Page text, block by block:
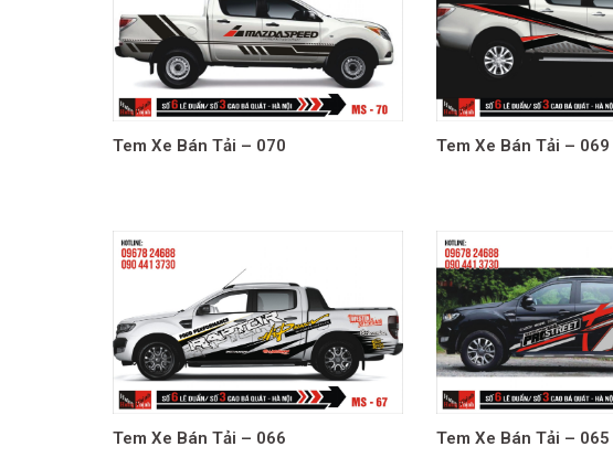
Tem Xe Bán Tải – 070 Tem Xe Bán Tải – 069
Tem Xe Bán Tải – 066 Tem Xe Bán Tải – 065